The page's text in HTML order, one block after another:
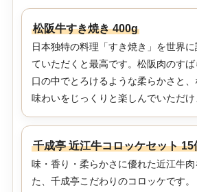
松阪牛すき焼き 400g
日本独特の料理「すき焼き」を世界
ていただくと最高です。松阪肉のす
口の中でとろけるような柔らかさと
味わいをじっくりと楽しんでいただけ
千成亭 近江牛コロッケセット 15
味・香り・柔らかさに優れた近江牛
た、千成亭こだわりのコロッケです。